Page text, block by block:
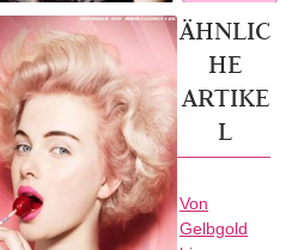
ÄHNLIC
HE
ARTIKE
L
Von
Gelbgold